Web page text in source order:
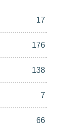
17
176
138
7
66